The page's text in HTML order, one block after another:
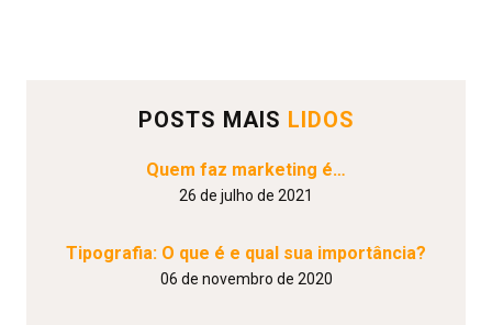
POSTS MAIS LIDOS
Quem faz marketing é…
26 de julho de 2021
Tipografia: O que é e qual sua importância?
06 de novembro de 2020